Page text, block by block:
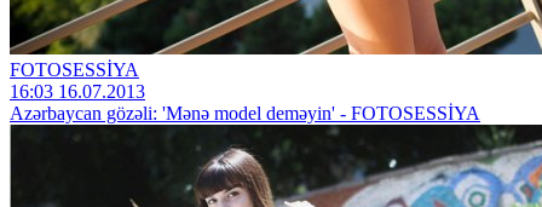
FOTOSESSİYA
16:03 16.07.2013
Azərbaycan gözəli: 'Mənə model deməyin' - FOTOSESSİYA